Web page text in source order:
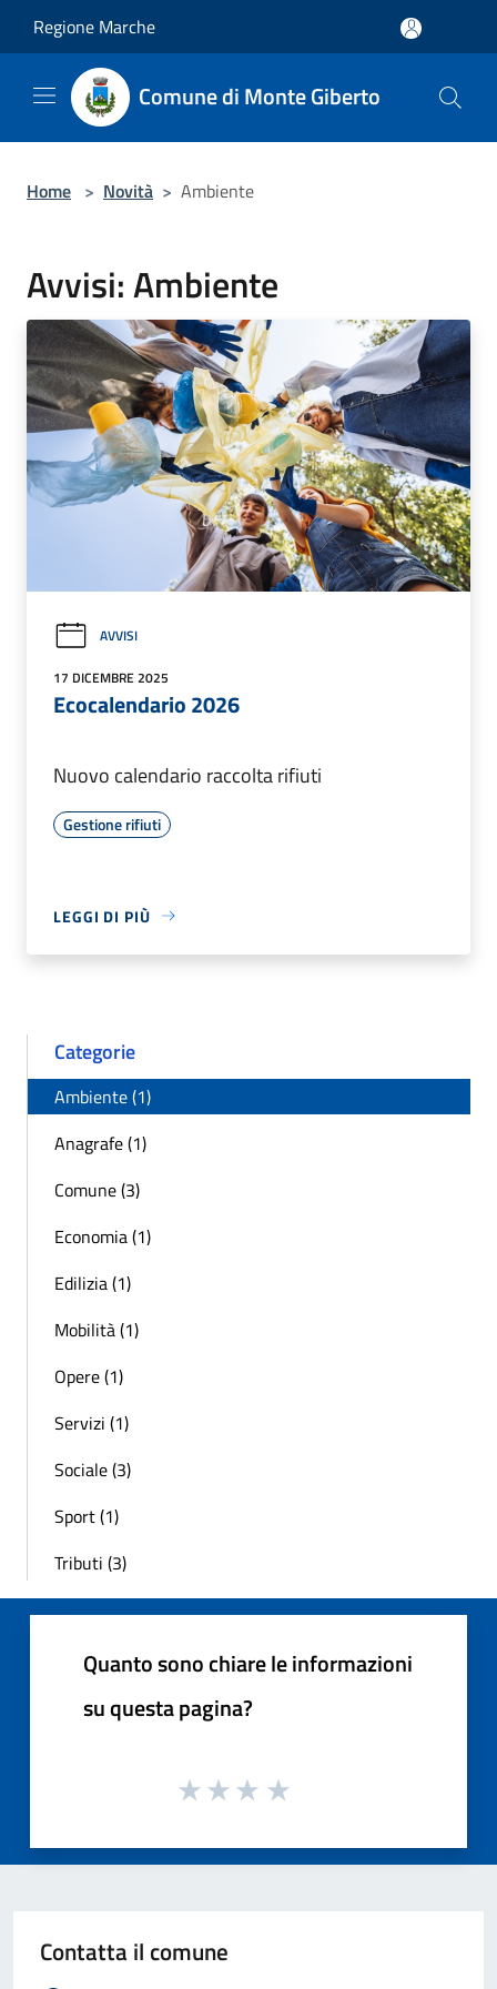
Regione Marche
Comune di Monte Giberto
Home > Novità > Ambiente
Avvisi: Ambiente
AVVISI
17 DICEMBRE 2025
Ecocalendario 2026
Nuovo calendario raccolta rifiuti
Gestione rifiuti
LEGGI DI PIÙ
Categorie
Ambiente (1)
Anagrafe (1)
Comune (3)
Economia (1)
Edilizia (1)
Mobilità (1)
Opere (1)
Servizi (1)
Sociale (3)
Sport (1)
Tributi (3)
Quanto sono chiare le informazioni
su questa pagina?
Contatta il comune